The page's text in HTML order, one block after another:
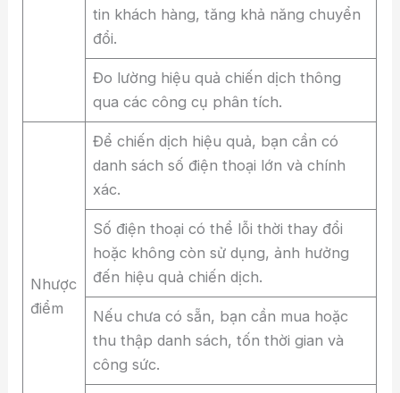
tin khách hàng, tăng khả năng chuyển
đổi.
Đo lường hiệu quả chiến dịch thông
qua các công cụ phân tích.
Nhược
điểm
Để chiến dịch hiệu quả, bạn cần có
danh sách số điện thoại lớn và chính
xác.
Số điện thoại có thể lỗi thời thay đổi
hoặc không còn sử dụng, ảnh hưởng
đến hiệu quả chiến dịch.
Nếu chưa có sẵn, bạn cần mua hoặc
thu thập danh sách, tốn thời gian và
công sức.